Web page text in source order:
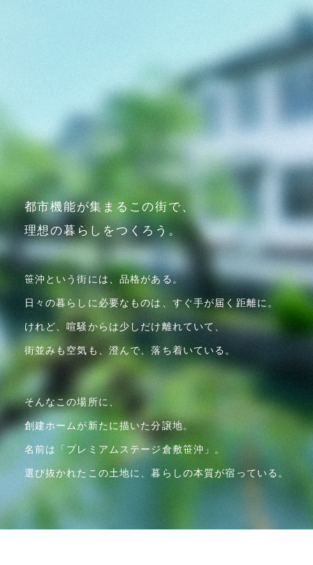
都市機能が集 ま る この街で、
理想の暮ら し をつ く ろ う。
笹沖 と いう街には、 品格がある。
日 々の暮 ら し に必要な ものは 、 す ぐ手が届く距離に。
けれど、喧騒から は少 し だけ離れていて、
街並みも 空気 も 、 澄んで、落 ち着いている 。
そんなこの場所に、
創建ホームが新たに描いた分譲地。
名前は 「 プレ ミ アムス テージ倉敷笹沖 」 。
選び抜かれた こ の土地に、暮 ら しの本質が宿 っ ている 。